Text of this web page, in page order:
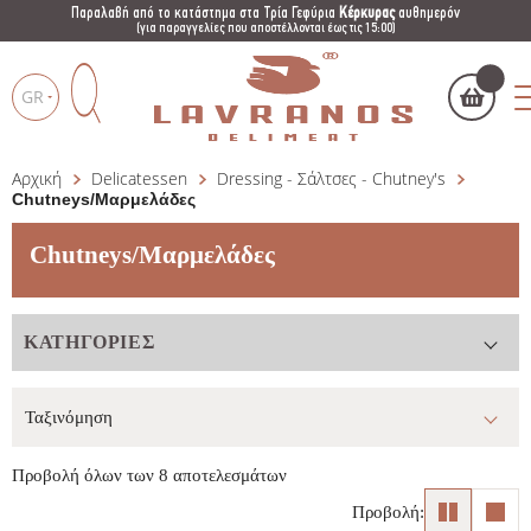
Παραλαβή από το κατάστημα στα Τρία Γεφύρια Κέρκυραςαυθημερόν
(για παραγγελίες που αποστέλλονται έως τις 15:00)
GR
Products
search
Το καλάθι μου ()
Αρχική Delicatessen Dressing - Σάλτσες - Chutney's
Chutneys/Μαρμελάδες
Chutneys/Μαρμελάδες
ΚΑΤΗΓΟΡΊΕΣ
Προβολή όλων των 8 αποτελεσμάτων
Προβολή: